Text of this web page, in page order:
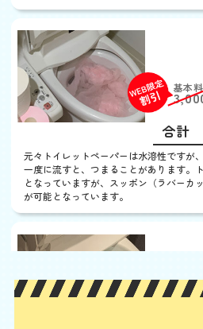
基本料
合計
元々トイレットペーパーは水溶性ですが
一度に流すと、つまることがあります。
となっていますが、スッポン（ラバーカ
が可能となっています。